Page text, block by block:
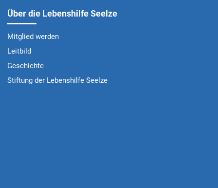
Über die Lebenshilfe Seelze
Mitglied werden
Leitbild
Geschichte
Stiftung der Lebenshilfe Seelze